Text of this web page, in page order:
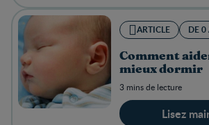
ARTICLE DE
Comment
mieux dormir
3 mins de lecture
Lisez